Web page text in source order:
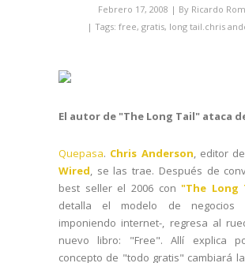
Febrero 17, 2008 | By Ricardo
| Tags: free, gratis, long tail.chris
El autor de "The Long Tail" ataca
Quepasa. Chris Anderson, editor
Wired, se las trae. Después de
best seller el 2006 con"The Long
detalla el modelo de negocios
imponiendo internet-, regresa al
nuevo libro: "Free". Allí explica
concepto de "todo gratis" cambiará